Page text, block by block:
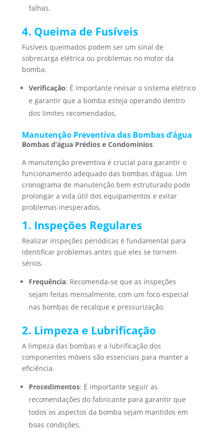
falhas.
4. Queima de Fusíveis
Fusíveis queimados podem ser um sinal de
sobrecarga elétrica ou problemas no motor da
bomba.
Verificação: É importante revisar o sistema elétrico
e garantir que a bomba esteja operando dentro
dos limites recomendados.
Manutenção Preventiva das Bombas d’água
Bombas d’água Prédios e Condomínios
A manutenção preventiva é crucial para garantir o
funcionamento adequado das bombas d’água. Um
cronograma de manutenção bem estruturado pode
prolongar a vida útil dos equipamentos e evitar
problemas inesperados.
1. Inspeções Regulares
Realizar inspeções periódicas é fundamental para
identificar problemas antes que eles se tornem
sérios.
Frequência: Recomenda-se que as inspeções
sejam feitas mensalmente, com um foco especial
nas bombas de recalque e pressurização.
2. Limpeza e Lubrificação
A limpeza das bombas e a lubrificação dos
componentes móveis são essenciais para manter a
eficiência.
Procedimentos: É importante seguir as
recomendações do fabricante para garantir que
todos os aspectos da bomba sejam mantidos em
boas condições.